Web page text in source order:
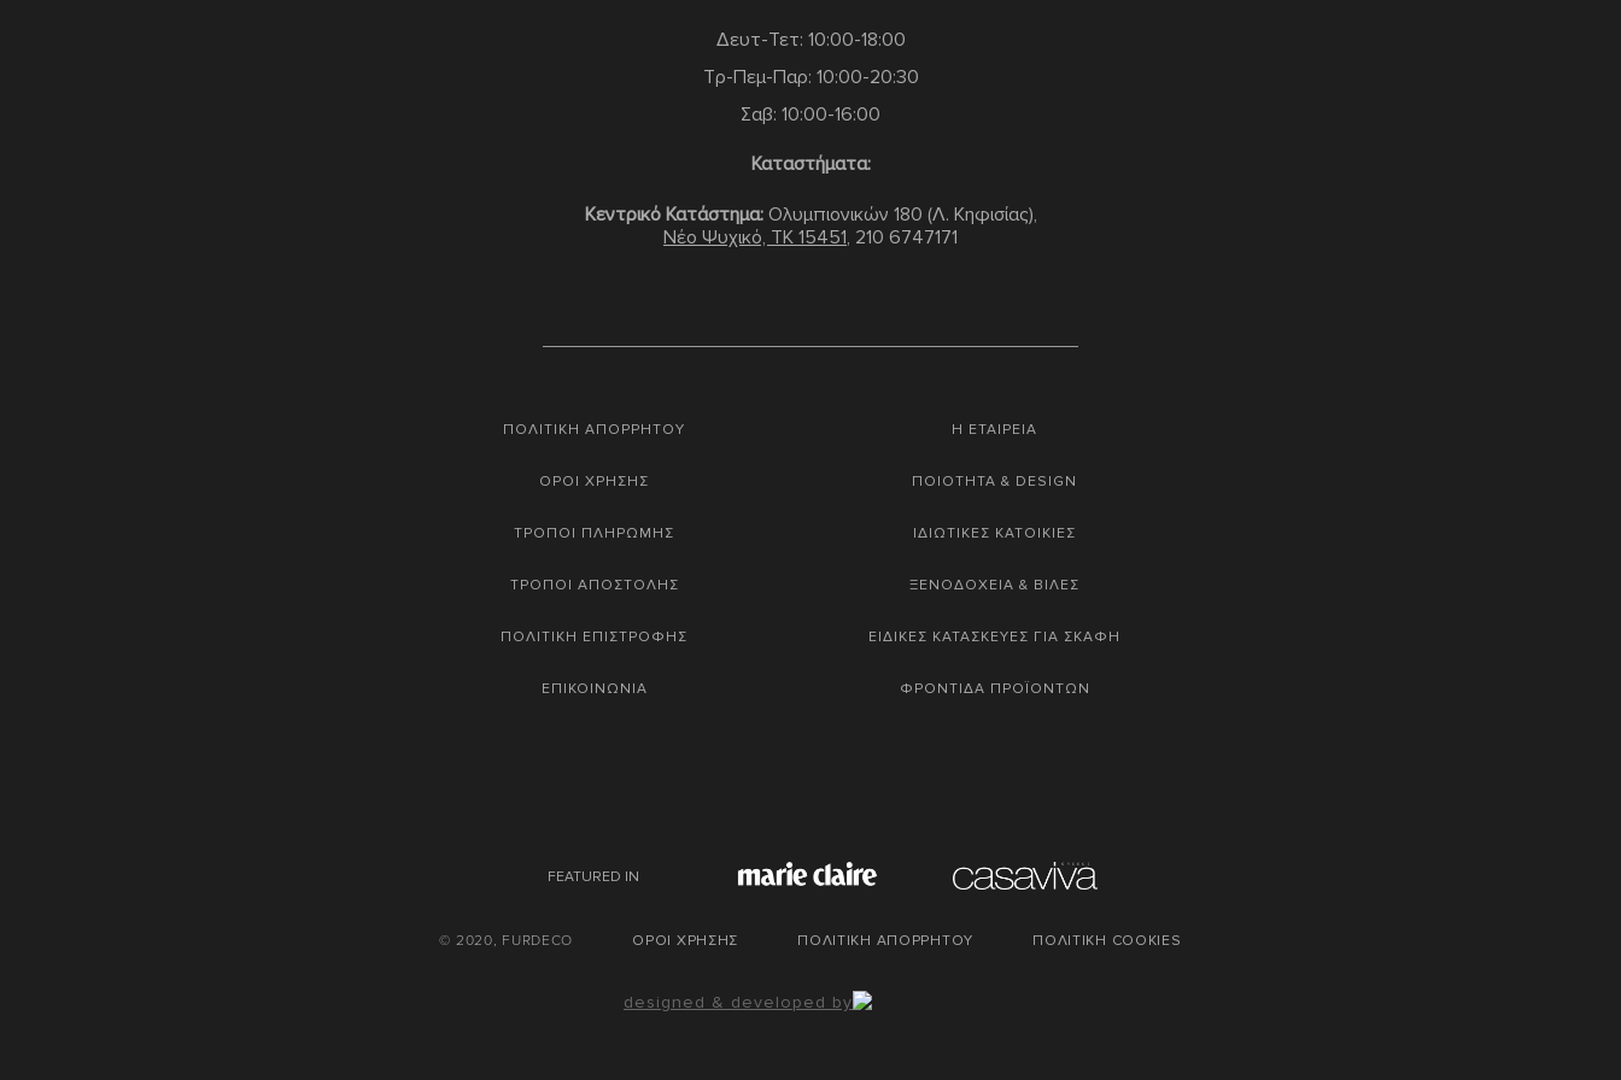
Δευτ-Τετ: 10:00-18:00
Τρ-Πεμ-Παρ: 10:00-20:30
Σαβ: 10:00-16:00
Καταστήματα:
Κεντρικό Κατάστημα:Ολυμπιονικών 180 (Λ. Κηφισίας),
Νέο Ψυχικό, TK 15451, 210 6747171
ΠΟΛΙΤΙΚΗ ΑΠΟΡΡΗΤΟΥ
ΟΡΟΙ ΧΡΗΣΗΣ
ΤΡΟΠΟΙ ΠΛΗΡΩΜΗΣ
ΤΡΟΠΟΙ ΑΠΟΣΤΟΛΗΣ
ΠΟΛΙΤΙΚΗ ΕΠΙΣΤΡΟΦΗΣ
ΕΠΙΚΟΙΝΩΝΙΑ
Η ΕΤΑΙΡΕΙΑ
ΠΟΙΟΤΗΤΑ & DESIGN
ΙΔΙΩΤΙΚΕΣ ΚΑΤΟΙΚΙΕΣ
ΞΕΝΟΔΟΧΕΙΑ & ΒΙΛΕΣ
ΕΙΔΙΚΕΣ ΚΑΤΑΣΚΕΥΕΣ ΓΙΑ ΣΚΑΦΗ
ΦΡΟΝΤΙΔΑ ΠΡΟΪΟΝΤΩΝ
FEATURED IN
© 2020, FURDECO ΟΡΟΙ ΧΡΗΣΗΣ ΠΟΛΙΤΙΚΗ ΑΠΟΡΡΗΤΟΥ ΠΟΛΙΤΙΚΗ COOKIES
designed & developed by